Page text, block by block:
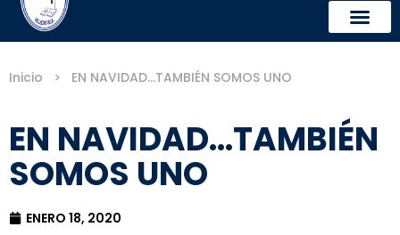
Inicio > EN NAVIDAD…TAMBIÉN SOMOS UNO
EN NAVIDAD…TAMBIÉN
SOMOS UNO
ENERO 18, 2020